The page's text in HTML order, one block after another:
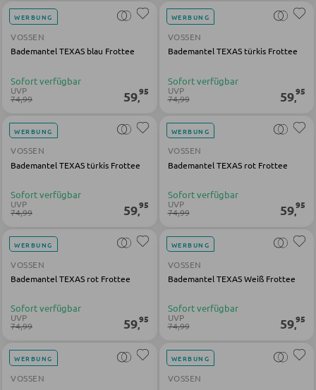
Matratzen
Matratzenzubehör
KLEIDERSCHRÄNKE
Schwebetürenschränke
Standspiegel
Schmink- und Kosmetikspiegel
WERBUNG
VOSSEN
Bademantel TEXAS blau Frottee
Sofort verfügbar
UVP
74,99 59,95
WERBUNG
VOSSEN
Bademantel TEXAS türkis Frottee
Sofort verfügbar
UVP
74,99 59,95
WERBUNG
VOSSEN
Bademantel TEXAS türkis Frottee
Sofort verfügbar
UVP
74,99 59,95
WERBUNG
VOSSEN
Bademantel TEXAS rot Frottee
Sofort verfügbar
UVP
74,99 59,95
WERBUNG
VOSSEN
Bademantel TEXAS rot Frottee
Sofort verfügbar
UVP
74,99 59,95
WERBUNG
VOSSEN
Bademantel TEXAS Weiß Frottee
Sofort verfügbar
UVP
74,99 59,95
WERBUNG
VOSSEN
WERBUNG
VOSSEN